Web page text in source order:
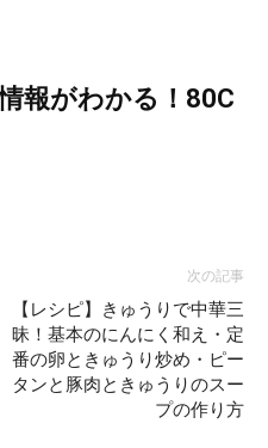
報がわかる！80C
次の記事
【レシピ】きゅうりで中華三
昧！基本のにんにく和え・定
番の卵ときゅうり炒め・ピー
タンと豚肉ときゅうりのスー
プの作り方